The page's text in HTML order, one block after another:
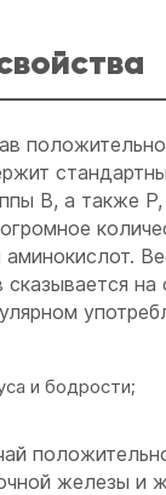
В, а также
на
и бодрости;
железы и